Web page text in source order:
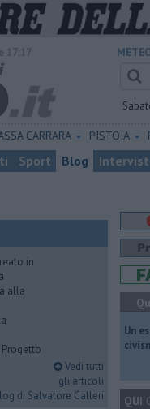
CARRARA PISTOIA
Sport Blog
in
alla
Vedi tutti
gli articoli
di Salvatore Calleri
​Un
QUI